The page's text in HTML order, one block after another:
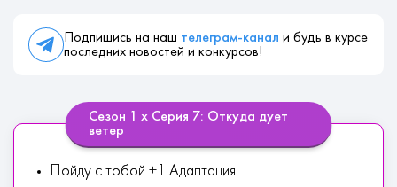
Подпишись на наш телеграм-канал и будь в курсе
последних новостей и конкурсов!
Сезон 1 х Серия 7: Откуда дует
ветер
Пойду с тобой +1 Адаптация